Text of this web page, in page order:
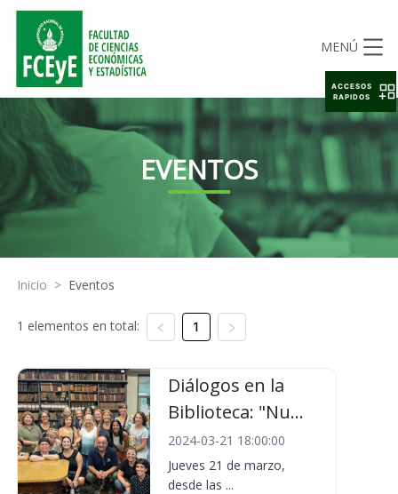
MENÚ
EVENTOS
Inicio > Eventos
1 elementos en total: 1
Diálogos en la
Biblioteca: "Nu...
2024-03-21 18:00:00
Jueves 21 de marzo,
desde las ...
ACCESOS
RAPIDOS